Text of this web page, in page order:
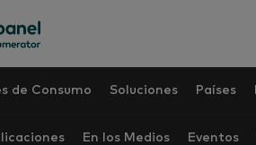
de Consumo Soluciones Países
En los Medios Eventos